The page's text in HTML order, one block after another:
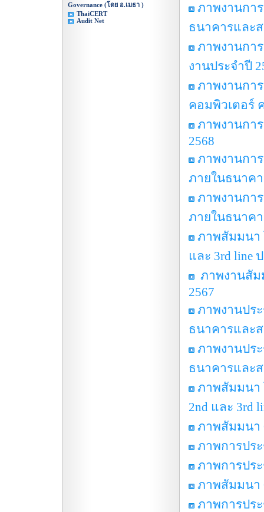
Governance (โดย อ.เมธา )
ThaiCERT
Audit Net
ภาพงานกา
ธนาคารและส
ภาพงานกา
งานประจำปี
ภาพงานกา
คอมพิวเตอร์
ภาพงานกา
2568
ภาพงานกา
ภายในธนาคา
ภาพงานกา
ภายในธนาคา
ภาพสัมมนา
และ 3rd line
ภาพงานสัม
2567
ภาพงานปร
ธนาคารและส
ภาพงานปร
ธนาคารและส
ภาพสัมมนา
2nd และ 3rd
ภาพสัมมนา
ภาพการปร
ภาพการปร
ภาพสัมมนา
ภาพการปร